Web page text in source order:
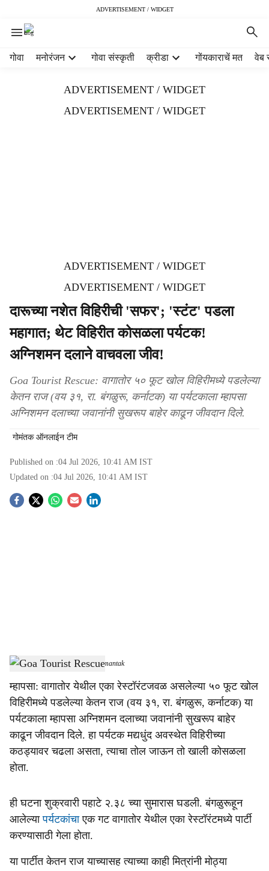
ADVERTISEMENT / WIDGET
गोवा मनोरंजन गोवा संस्कृती क्रीडा गोंयकाराचें मत वेब
ADVERTISEMENT / WIDGET
ADVERTISEMENT / WIDGET
ADVERTISEMENT / WIDGET
ADVERTISEMENT / WIDGET
दारूच्या नशेत विहिरीची 'सफर'; 'स्टंट' पडला
महागात; थेट विहिरीत कोसळला पर्यटक!
अग्निशमन दलाने वाचवला जीव!
Goa Tourist Rescue: वागातोर ५० फूट खोल विहिरीमध्ये पडलेल्या
केतन राज (वय ३१, रा. बंगळुरू, कर्नाटक) या पर्यटकाला म्हापसा
अग्निशमन दलाच्या जवानांनी सुखरूप बाहेर काढून जीवदान दिले.
गोमंतक ऑनलाईन टीम
Published on :04 Jul 2026, 10:41 AM IST
Updated on :04 Jul 2026, 10:41 AM IST
S
a
r
e
Goa Tourist Rescue- Dainik Gomantak
म्हापसा: वागातोर येथील एका रेस्टॉरंटजवळ असलेल्या ५० फूट खोल
विहिरीमध्ये पडलेल्या केतन राज (वय ३१, रा. बंगळुरू, कर्नाटक) या
पर्यटकाला म्हापसा अग्निशमन दलाच्या जवानांनी सुखरूप बाहेर
काढून जीवदान दिले. हा पर्यटक मद्यधुंद अवस्थेत विहिरीच्या
कठड्यावर चढला असता, त्याचा तोल जाऊन तो खाली कोसळला
होता.
ही घटना शुक्रवारी पहाटे २.३८ च्या सुमारास घडली. बंगळुरूहून
आलेल्यापर्यटकांचाएक गट वागातोर येथील एका रेस्टॉरंटमध्ये पार्टी
करण्यासाठी गेला होता.
या पार्टीत केतन राज याच्यासह त्याच्या काही मित्रांनी मोठ्या